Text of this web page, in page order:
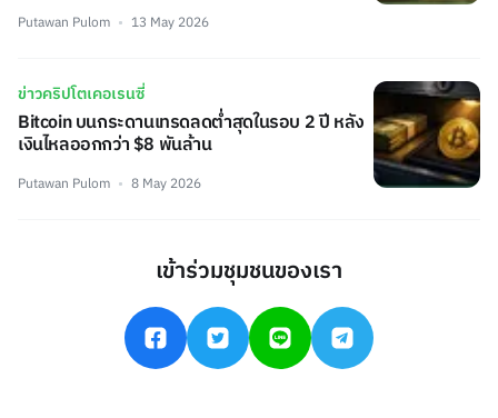
Putawan Pulom 13 May 2026
ข่าวคริปโตเคอเรนซี่
Bitcoin บนกระดานเทรดลดต่ำสุดในรอบ 2 ปี หลัง
เงินไหลออกกว่า $8 พันล้าน
Putawan Pulom 8 May 2026
เข้าร่วมชุมชนของเรา